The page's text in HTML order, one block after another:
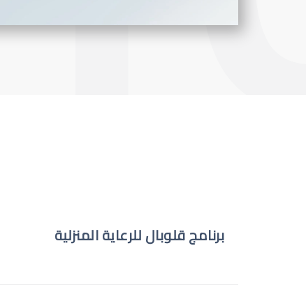
برنامج قلوبال للرعاية المنزلية